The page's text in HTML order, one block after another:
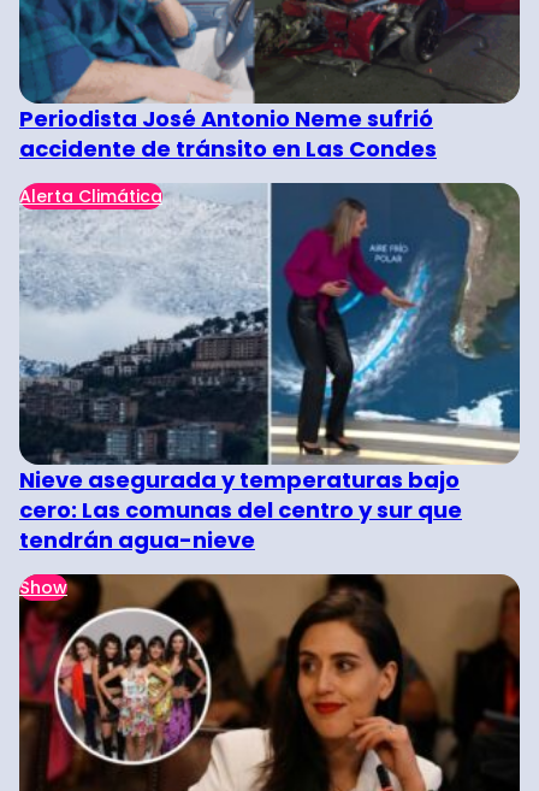
Periodista José Antonio Neme sufrió
accidente de tránsito en Las Condes
Alerta Climática
Nieve asegurada y temperaturas bajo
cero: Las comunas del centro y sur que
tendrán agua-nieve
Show